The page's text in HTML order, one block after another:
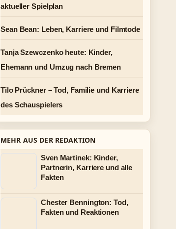
aktueller Spielplan
Sean Bean: Leben, Karriere und Filmtode
Tanja Szewczenko heute: Kinder,
Ehemann und Umzug nach Bremen
Tilo Prückner – Tod, Familie und Karriere
des Schauspielers
MEHR AUS DER REDAKTION
Sven Martinek: Kinder,
Partnerin, Karriere und alle
Fakten
Chester Bennington: Tod,
Fakten und Reaktionen